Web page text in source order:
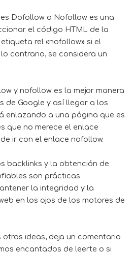
Dofollow o Nofollow es una
el código HTML de la
rel «nofollow» si el
contrario, se considera un
y nofollow es la mejor manera
de Google y así llegar a los
enlazando a una página que es
que no merece el enlace
ir con el enlace nofollow.
backlinks y la obtención de
son prácticas
la integridad y la
en los ojos de los motores de
otras ideas, deja un comentario
encantados de leerte o si